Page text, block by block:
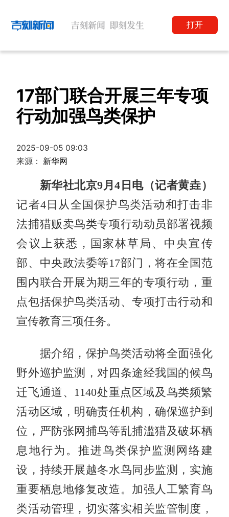
打开
17部门联合开展三年专项
行动加强鸟类保护
2025-09-05 09:03
来源： 新华网
新华社北京9月4日电（记者黄垚）
记者4日从全国保护鸟类活动和打击非
法捕猎贩卖鸟类专项行动动员部署视频
会议上获悉，国家林草局、中央宣传
部、中央政法委等17部门，将在全国范
围内联合开展为期三年的专项行动，重
点包括保护鸟类活动、专项打击行动和
宣传教育三项任务。
据介绍，保护鸟类活动将全面强化
野外巡护监测，对四条途经我国的候鸟
迁飞通道、1140处重点区域及鸟类频繁
活动区域，明确责任机构，确保巡护到
位，严防张网捕鸟等乱捕滥猎及破坏栖
息地行为。推进鸟类保护监测网络建
设，持续开展越冬水鸟同步监测，实施
重要栖息地修复改造。加强人工繁育鸟
类活动管理，切实落实相关监管制度，